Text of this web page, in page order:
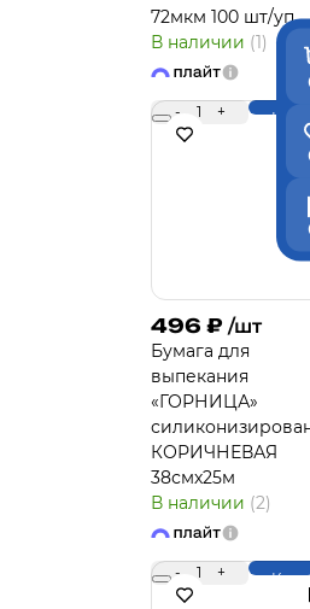
72мкм 100 шт/уп
В наличии (1)
- 1 +
496 ₽ /шт
Бумага для
выпекания
«ГОРНИЦА»
КОРИЧНЕВАЯ
38смх25м
В наличии (2)
- 1 +